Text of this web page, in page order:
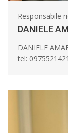
Responsabile
DANIELE
DANIELE
tel: